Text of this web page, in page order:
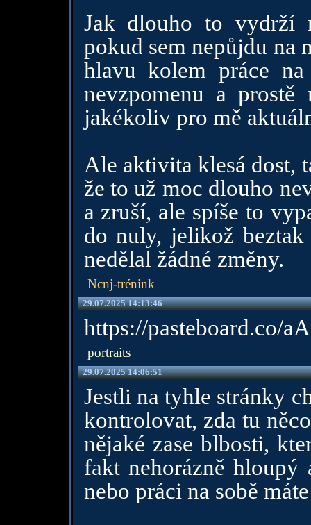
Jak dlouho to vydrží
pokud sem nepůjdu na
hlavu kolem práce
nevzpomenu a
jakékoliv pro mě
Ale aktivita klesá dost,
že to už moc dlouho
a zruší, ale spíše to
do nuly, jelikož
nedělal žádné změny.
Ncnj-trénink
29.07.2025 14:13:46
https://pasteboard.co/
portraits
29.07.2025 14:06:51
Jestli na tyhle stránky
kontrolovat, zda tu
nějaké zase blbosti,
fakt nehorázně
nebo práci na sobě